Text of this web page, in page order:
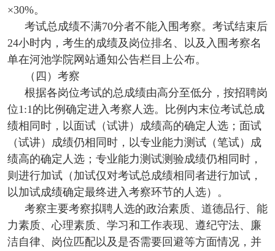
×30%。
考试总成绩不满70分者不能入围考察。考试结束后
24小时内，考生的成绩及岗位排名、以及入围考察名
单在河池学院网站通知公告栏目上公布。
（四）考察
根据各岗位考试的总成绩由高分至低分，按招聘岗
位1:1的比例确定进入考察人选。比例内末位考试总成
绩相同时，以面试（试讲）成绩高的确定人选；面试
（试讲）成绩仍相同时，以专业能力测试（笔试）成
绩高的确定人选；专业能力测试测验成绩仍相同时，
则进行加试（加试仅对考试总成绩相同者进行加试，
以加试成绩确定最终进入考察环节的人选）。
考察主要考察拟聘人选的政治素质、道德品行、能
力素质、心理素质、学习和工作表现、遵纪守法、廉
洁自律、岗位匹配以及是否需要回避等方面情况，并